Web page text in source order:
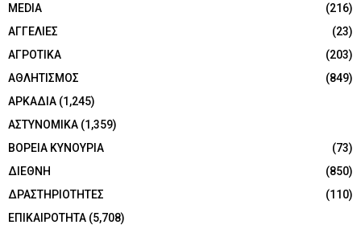
MEDIA
(216)
ΑΓΓΕΛΙΕΣ
(23)
ΑΓΡΟΤΙΚΑ
(203)
ΑΘΛΗΤΙΣΜΟΣ
(849)
ΑΡΚΑΔΙΑ (1,245)
ΑΣΤΥΝΟΜΙΚΑ (1,359)
ΒΟΡΕΙΑ ΚΥΝΟΥΡΙΑ
(73)
ΔΙΕΘΝΗ
(850)
ΔΡΑΣΤΗΡΙΟΤΗΤΕΣ
(110)
ΕΠΙΚΑΙΡΟΤΗΤΑ (5,708)